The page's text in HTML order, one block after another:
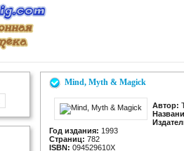
Mind, Myth & Magick
Автор:
Год издания: 1993
Страниц: 782
ISBN: 094529610X